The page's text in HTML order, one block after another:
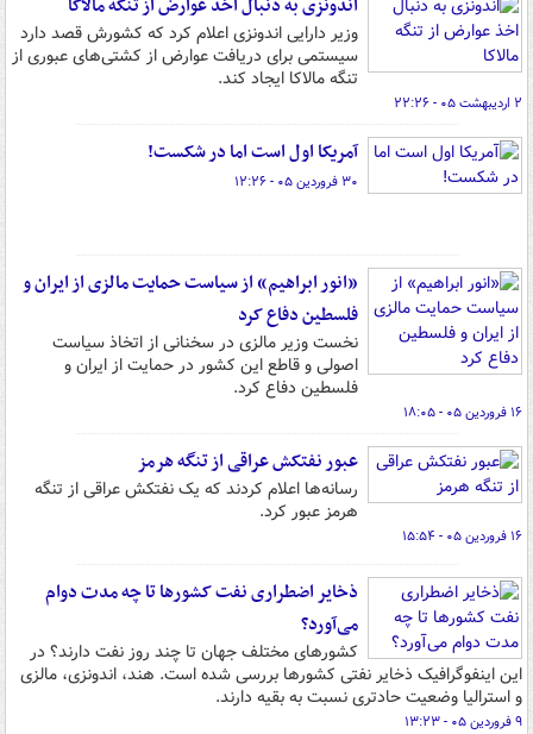
وزیر دارایی اندونزی اعلام کرد که کشورش قصد دارد
سیستمی برای دریافت عوارض از کشتی‌های عبوری از
تنگه مالاکا ایجاد کند.
۲ اردیبهشت ۰۵ - ۲۲:۲۶
آمریکا اول است اما در شکست!
۳۰ فروردین ۰۵ - ۱۲:۲۶
«انور ابراهیم» از سیاست حمایت مالزی از ایران و
فلسطین دفاع کرد
نخست‌ وزیر مالزی در سخنانی از اتخاذ سیاست
اصولی و قاطع این کشور در حمایت از ایران و
فلسطین دفاع کرد.
۱۶ فروردین ۰۵ - ۱۸:۰۵
عبور نفتکش عراقی از تنگه هرمز
رسانه‌ها اعلام کردند که یک نفتکش عراقی از تنگه
هرمز عبور کرد.
۱۶ فروردین ۰۵ - ۱۵:۵۴
ذخایر اضطراری نفت کشورها تا چه مدت دوام
می‌آورد؟
کشورهای مختلف جهان تا چند روز نفت دارند؟ در
این اینفوگرافیک ذخایر نفتی کشورها بررسی شده است. هند، اندونزی، مالزی
و استرالیا وضعیت حادتری نسبت به بقیه دارند.
۹ فروردین ۰۵ - ۱۳:۲۳